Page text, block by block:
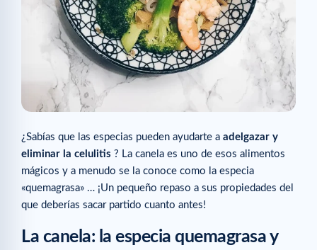
¿Sabías que las especias pueden ayudarte a adelgazar y
eliminar la celulitis ? La canela es uno de esos alimentos
mágicos y a menudo se la conoce como la especia
«quemagrasa» … ¡Un pequeño repaso a sus propiedades del
que deberías sacar partido cuanto antes!
La canela: la especia quemagrasa y